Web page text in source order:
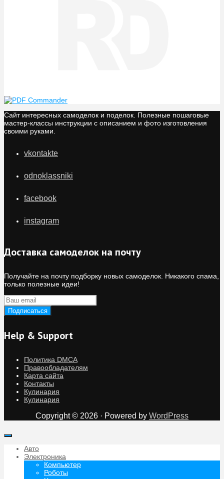
Сайт интересных самоделок и поделок. Полезные пошаговые
мастер-классы инструкции с описанием и фото изготовления
своими руками.
vkontakte
odnoklassniki
facebook
instagram
Доставка самоделок на почту
Получайте на почту подборку новых самоделок. Никакого спама,
только полезные идеи!
Help & Support
Политика DMCA
Правообладателям
Карта сайта
Контакты
Кулинария
Кулинария
Copyright © 2026 · Powered by WordPress
Авто
Электроника
Компьютер
Роботы